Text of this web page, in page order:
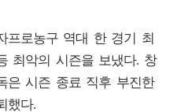
프로농구 역대 한 경기 최
최악의 시즌을 보냈다. 창
은 시즌 종료 직후 부진한
했다.